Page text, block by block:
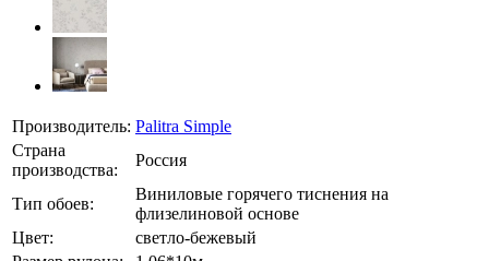
Производитель: Palitra Simple
Страна
производства:
Россия
Тип обоев:
Виниловые горячего тиснения на
флизелиновой основе
Цвет:
светло-бежевый